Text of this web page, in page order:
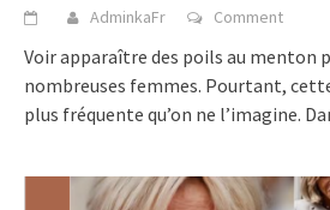
AdminkaFr Comment
Voir apparaître des poils au menton
nombreuses femmes. Pourtant,
plus fréquente qu’on ne l’imagine.